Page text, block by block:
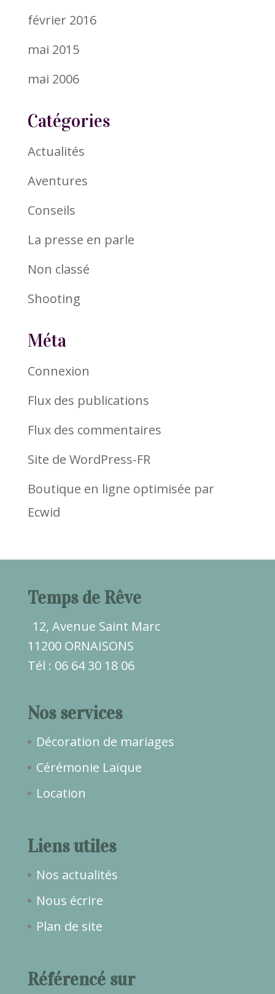
février 2016
mai 2015
mai 2006
Catégories
Actualités
Aventures
Conseils
La presse en parle
Non classé
Shooting
Méta
Connexion
Flux des publications
Flux des commentaires
Site de WordPress-FR
Boutique en ligne optimisée par
Ecwid
Temps de Rêve
12, Avenue Saint Marc
11200 ORNAISONS
Tél : 06 64 30 18 06
Nos services
Décoration de mariages
Cérémonie Laïque
Location
Liens utiles
Nos actualités
Nous écrire
Plan de site
Référencé sur